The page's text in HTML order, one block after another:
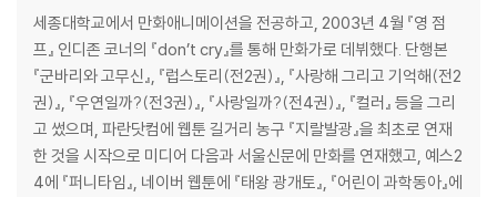
세종대학교에서 만화애니메이션을 전공하고, 2003년 4월 『영 점
프』 인디존 코너의 『don’t cry』를 통해 만화가로 데뷔했다. 단행본
『군바리와 고무신』, 『럽스토리(전2권)』, 『사랑해 그리고 기억해(전2
권)』, 『우연일까?(전3권)』, 『사랑일까?(전4권)』, 『컬러』 등을 그리
고 썼으며, 파란닷컴에 웹툰 길거리 농구 『지랄발광』을 최초로 연재
한 것을 시작으로 미디어 다음과 서울신문에 만화를 연재했고, 예스2
4에 『퍼니타임』, 네이버 웹툰에 『태왕 광개토』, 『어린이 과학동아』에